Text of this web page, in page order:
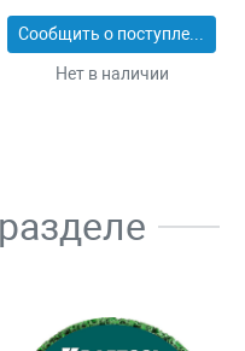
Сообщить о поступлении
Нет в наличии